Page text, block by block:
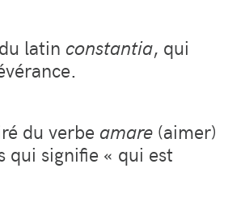
latin constantia, qui
du verbe amare (aimer)
qui signifie « qui est